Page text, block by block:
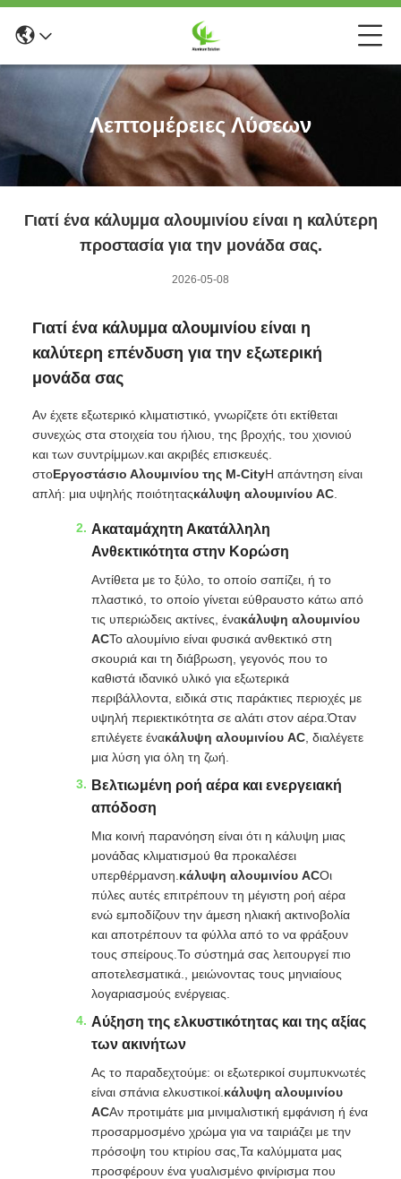
Λεπτομέρειες Λύσεων
Γιατί ένα κάλυμμα αλουμινίου είναι η καλύτερη
προστασία για την μονάδα σας.
2026-05-08
Γιατί ένα κάλυμμα αλουμινίου είναι η
καλύτερη επένδυση για την εξωτερική
μονάδα σας
Αν έχετε εξωτερικό κλιματιστικό, γνωρίζετε ότι εκτίθεται
συνεχώς στα στοιχεία του ήλιου, της βροχής, του χιονιού
και των συντρίμμων.και ακριβές επισκευές.
στοΕργοστάσιο Αλουμινίου της M-CityΗ απάντηση είναι
απλή: μια υψηλής ποιότηταςκάλυψη αλουμινίου AC
Ακαταμάχητη Ακατάλληλη
Ανθεκτικότητα στην Κορώση
Αντίθετα με το ξύλο, το οποίο σαπίζει, ή το
πλαστικό, το οποίο γίνεται εύθραυστο κάτω από
τις υπεριώδεις ακτίνες, ένακάλυψη αλουμινίου
ACΤο αλουμίνιο είναι φυσικά ανθεκτικό στη
σκουριά και τη διάβρωση, γεγονός που το
καθιστά ιδανικό υλικό για εξωτερικά
περιβάλλοντα, ειδικά στις παράκτιες περιοχές με
υψηλή περιεκτικότητα σε αλάτι στον αέρα.Όταν
επιλέγετε ένακάλυψη αλουμινίου AC , διαλέγετε
μια λύση για όλη τη ζωή.
Βελτιωμένη ροή αέρα και ενεργειακή
απόδοση
Μια κοινή παρανόηση είναι ότι η κάλυψη μιας
μονάδας κλιματισμού θα προκαλέσει
υπερθέρμανση. κάλυψη αλουμινίου ACΟι
πύλες αυτές επιτρέπουν τη μέγιστη ροή αέρα
ενώ εμποδίζουν την άμεση ηλιακή ακτινοβολία
και αποτρέπουν τα φύλλα από το να φράξουν
τους σπείρους.Το σύστημά σας λειτουργεί πιο
αποτελεσματικά., μειώνοντας τους μηνιαίους
λογαριασμούς ενέργειας.
Αύξηση της ελκυστικότητας και της αξίας
των ακινήτων
Ας το παραδεχτούμε: οι εξωτερικοί συμπυκνωτές
είναι σπάνια ελκυστικοί. κάλυψη αλουμινίου
ACΑν προτιμάτε μια μινιμαλιστική εμφάνιση ή ένα
προσαρμοσμένο χρώμα για να ταιριάζει με την
πρόσοψη του κτιρίου σας,Τα καλύμματα μας
προσφέρουν ένα γυαλισμένο φινίρισμα που